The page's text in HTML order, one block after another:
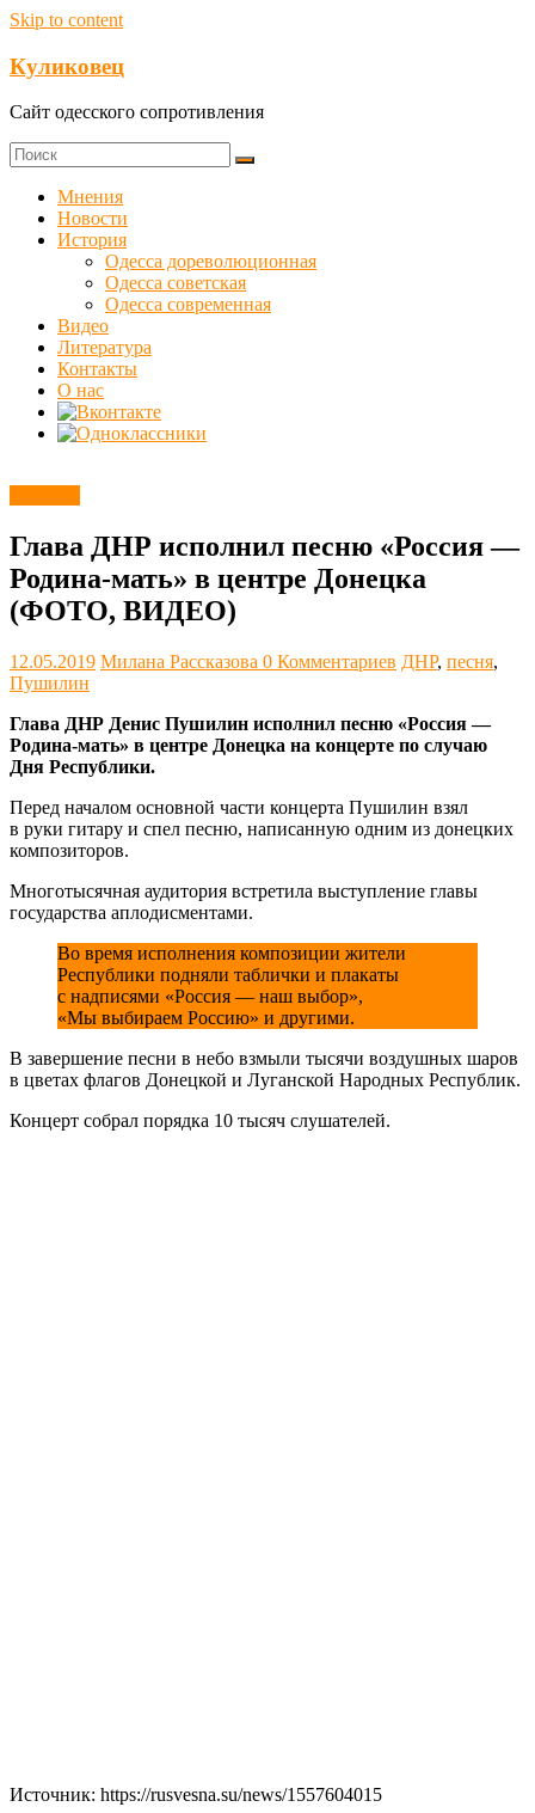
Skip to content
Куликовец
Сайт одесского сопротивления
Мнения
Новости
История
Одесса дореволюционная
Одесса советская
Одесса современная
Видео
Литература
Контакты
О нас
Глава ДНР исполнил песню «Россия —
Родина-мать» в центре Донецка
(ФОТО, ВИДЕО)
12.05.2019 Милана Рассказова 0 Комментариев ДНР, песня,
Пушилин
Глава ДНР Денис Пушилин исполнил песню «Россия —
Родина-мать» в центре Донецка на концерте по случаю
Дня Республики.
Перед началом основной части концерта Пушилин взял
в руки гитару и спел песню, написанную одним из донецких
композиторов.
Многотысячная аудитория встретила выступление главы
государства аплодисментами.
Во время исполнения композиции жители
Республики подняли таблички и плакаты
с надписями «Россия — наш выбор»,
«Мы выбираем Россию» и другими.
В завершение песни в небо взмыли тысячи воздушных шаров
в цветах флагов Донецкой и Луганской Народных Республик.
Концерт собрал порядка 10 тысяч слушателей.
Источник: https://rusvesna.su/news/1557604015